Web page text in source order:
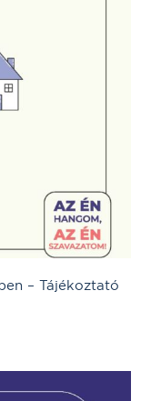
– Tájékoztató